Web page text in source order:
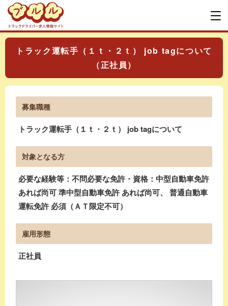
トラック運転手（１ｔ・２ｔ） job tagについて
（正社員）
募集職種
トラック運転手（１ｔ・２ｔ） job tagについて
対象となる方
必要な経験等：不問必要な免許・資格：中型自動車免許
あれば尚可 準中型自動車免許 あれば尚可、 普通自動車
運転免許 必須（ＡＴ限定不可）
雇用形態
正社員